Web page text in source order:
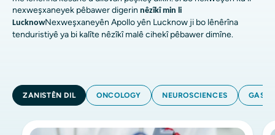
nexweşxaneyek pêbawer digerin nêzîkî min li
LucknowNexweşxaneyên Apollo yên Lucknow ji bo lênêrîna
tenduristiyê ya bi kalîte nêzîkî malê cihekî pêbawer dimîne.
ZANISTÊN DIL ONCOLOGY NEUROSCIENCES